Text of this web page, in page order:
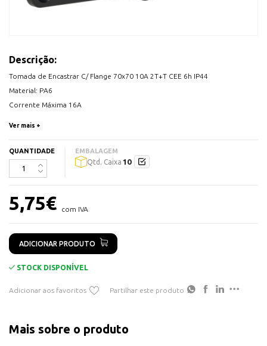
Descrição:
Tomada de Encastrar C/ Flange 70x70 10A 2T+T CEE 6h IP44
Material: PA6
Corrente Máxima 16A
Terminais com parafuso
Ver mais +
QUANTIDADE EMBALAGEM
Qtd. Caixa 10
5,75€ com IVA
ADICIONAR PRODUTO
STOCK DISPONÍVEL
Adicionar aos favoritos Partilhar este produto
Mais sobre o produto